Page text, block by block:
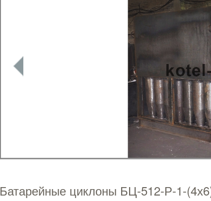
Батарейные циклоны БЦ-512-Р-1-